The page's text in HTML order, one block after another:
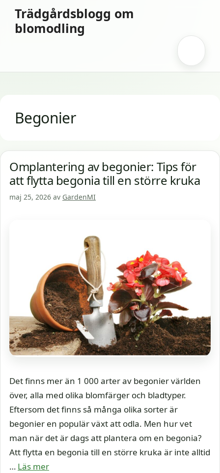
innehåll
Trädgårdsblogg om
blomodling
Begonier
Omplantering av begonier: Tips för
att flytta begonia till en större kruka
maj 25, 2026 av GardenMI
Det finns mer än 1 000 arter av begonier världen
över, alla med olika blomfärger och bladtyper.
Eftersom det finns så många olika sorter är
begonier en populär växt att odla. Men hur vet
man när det är dags att plantera om en begonia?
Att flytta en begonia till en större kruka är inte alltid
… Läs mer